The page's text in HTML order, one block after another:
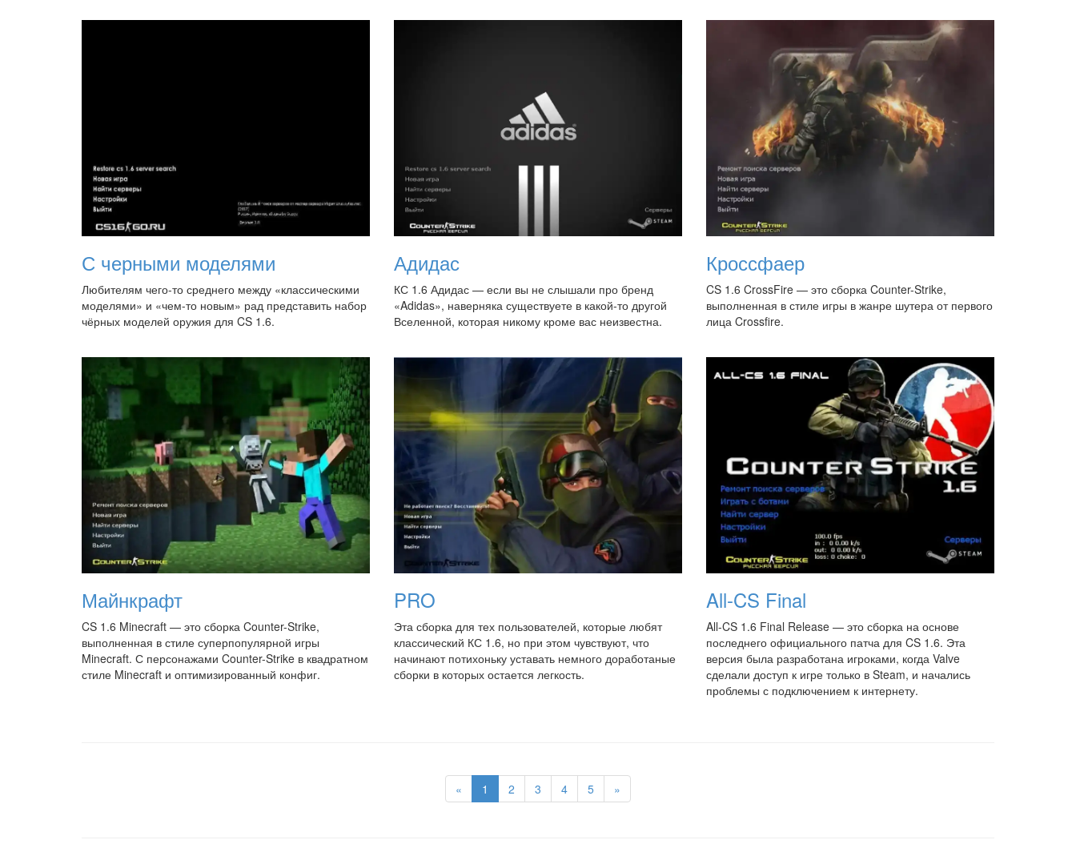
С черными моделями
Любителям чего-то среднего между «классическими
моделями» и «чем-то новым» рад представить набор
чёрных моделей оружия для CS 1.6.
Адидас
КС 1.6 Адидас — если вы не слышали про бренд
«Adidas», наверняка существуете в какой-то другой
Вселенной, которая никому кроме вас неизвестна.
Кроссфаер
CS 1.6 CrossFire — это сборка Counter-Strike,
выполненная в стиле игры в жанре шутера от первого
лица Crossfire.
Майнкрафт
CS 1.6 Minecraft — это сборка Counter-Strike,
выполненная в стиле суперпопулярной игры
Minecraft. С персонажами Counter-Strike в квадратном
стиле Minecraft и оптимизированный конфиг.
PRO
Эта сборка для тех пользователей, которые любят
классический КС 1.6, но при этом чувствуют, что
начинают потихоньку уставать немного доработаные
сборки в которых остается легкость.
All-CS Final
All-CS 1.6 Final Release — это сборка на основе
последнего официального патча для CS 1.6. Эта
версия была разработана игроками, когда Valve
сделали доступ к игре только в Steam, и начались
проблемы с подключением к интернету.
« 1 2 3 4 5 »